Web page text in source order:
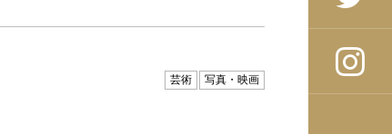
芸術 写真・映画